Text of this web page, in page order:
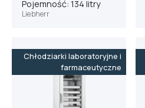
Liebherr HMTvh 1501
Pojemność: 134 litry
Liebherr
Chłodziarki laboratoryjne i
farmaceutyczne